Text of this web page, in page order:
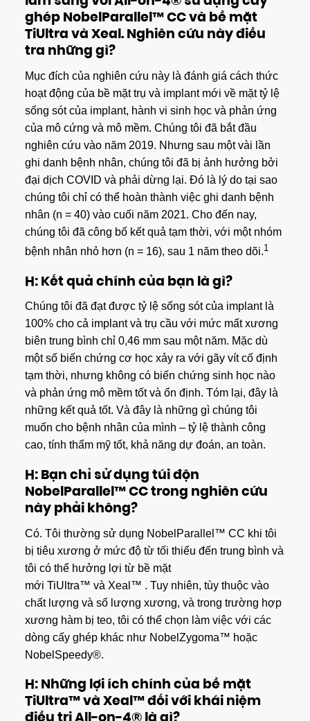
ghép NobelParallel™ CC và bề mặt
TiUltra và Xeal. Nghiên cứu này điều
tra những gì?
Mục đích của nghiên cứu này là đánh giá cách thức
hoạt động của bề mặt trụ và implant mới về mặt tỷ lệ
sống sót của implant, hành vi sinh học và phản ứng
của mô cứng và mô mềm. Chúng tôi đã bắt đầu
nghiên cứu vào năm 2019. Nhưng sau một vài lần
ghi danh bệnh nhân, chúng tôi đã bị ảnh hưởng bởi
đại dịch COVID và phải dừng lại. Đó là lý do tại sao
chúng tôi chỉ có thể hoàn thành việc ghi danh bệnh
nhân (n = 40) vào cuối năm 2021. Cho đến nay,
chúng tôi đã công bố kết quả tạm thời, với một nhóm
bệnh nhân nhỏ hơn (n = 16), sau 1 năm theo dõi.1
H: Kết quả chính của bạn là gì?
Chúng tôi đã đạt được tỷ lệ sống sót của implant là
100% cho cả implant và trụ cầu với mức mất xương
biên trung bình chỉ 0,46 mm sau một năm. Mặc dù
một số biến chứng cơ học xảy ra với gãy vít cố định
tạm thời, nhưng không có biến chứng sinh học nào
và phản ứng mô mềm tốt và ổn định. Tóm lại, đây là
những kết quả tốt. Và đây là những gì chúng tôi
muốn cho bệnh nhân của mình – tỷ lệ thành công
cao, tính thẩm mỹ tốt, khả năng dự đoán, an toàn.
H: Bạn chỉ sử dụng túi độn
NobelParallel™ CC trong nghiên cứu
này phải không?
Có. Tôi thường sử dụng NobelParallel™ CC khi tôi
bị tiêu xương ở mức độ từ tối thiểu đến trung bình và
tôi có thể hưởng lợi từ bề mặt
mới TiUltra™ và Xeal™ . Tuy nhiên, tùy thuộc vào
chất lượng và số lượng xương, và trong trường hợp
xương hàm bị teo, tôi có thể chọn làm việc với các
dòng cấy ghép khác như NobelZygoma™ hoặc
NobelSpeedy®.
H: Những lợi ích chính của bề mặt
TiUltra™ và Xeal™ đối với khái niệm